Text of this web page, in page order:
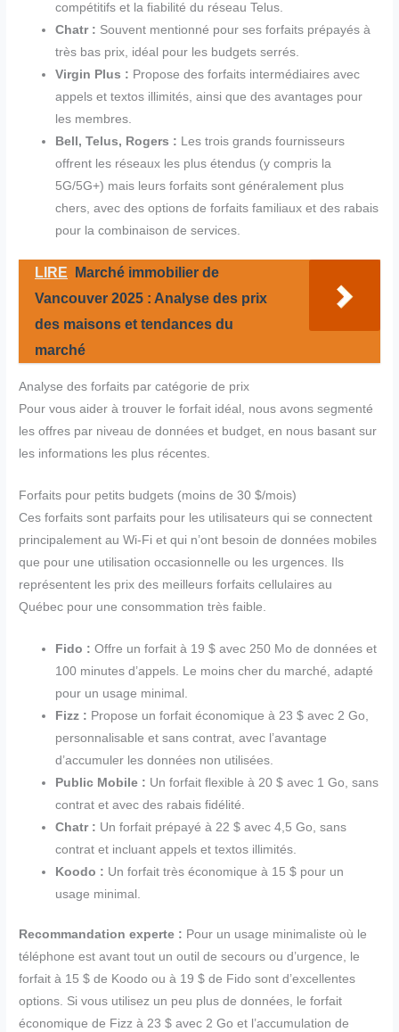
compétitifs et la fiabilité du réseau Telus.
Chatr : Souvent mentionné pour ses forfaits prépayés à
très bas prix, idéal pour les budgets serrés.
Virgin Plus : Propose des forfaits intermédiaires avec
appels et textos illimités, ainsi que des avantages pour
les membres.
Bell, Telus, Rogers : Les trois grands fournisseurs
offrent les réseaux les plus étendus (y compris la
5G/5G+) mais leurs forfaits sont généralement plus
chers, avec des options de forfaits familiaux et des rabais
pour la combinaison de services.
LIRE
Marché immobilier de
Vancouver 2025 : Analyse des prix
des maisons et tendances du
marché
Analyse des forfaits par catégorie de prix
Pour vous aider à trouver le forfait idéal, nous avons segmenté
les offres par niveau de données et budget, en nous basant sur
les informations les plus récentes.
Forfaits pour petits budgets (moins de 30 $/mois)
Ces forfaits sont parfaits pour les utilisateurs qui se connectent
principalement au Wi-Fi et qui n’ont besoin de données mobiles
que pour une utilisation occasionnelle ou les urgences. Ils
représentent les prix des meilleurs forfaits cellulaires au
Québec pour une consommation très faible.
Fido : Offre un forfait à 19 $ avec 250 Mo de données et
100 minutes d’appels. Le moins cher du marché, adapté
pour un usage minimal.
Fizz : Propose un forfait économique à 23 $ avec 2 Go,
personnalisable et sans contrat, avec l’avantage
d’accumuler les données non utilisées.
Public Mobile : Un forfait flexible à 20 $ avec 1 Go, sans
contrat et avec des rabais fidélité.
Chatr : Un forfait prépayé à 22 $ avec 4,5 Go, sans
contrat et incluant appels et textos illimités.
Koodo : Un forfait très économique à 15 $ pour un
usage minimal.
Recommandation experte : Pour un usage minimaliste où le
téléphone est avant tout un outil de secours ou d’urgence, le
forfait à 15 $ de Koodo ou à 19 $ de Fido sont d’excellentes
options. Si vous utilisez un peu plus de données, le forfait
économique de Fizz à 23 $ avec 2 Go et l’accumulation de